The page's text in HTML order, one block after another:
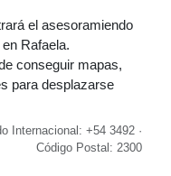
el asesoramiendo
Rafaela.
conseguir mapas,
para desplazarse
Internacional: +54 3492 ·
Código Postal: 2300